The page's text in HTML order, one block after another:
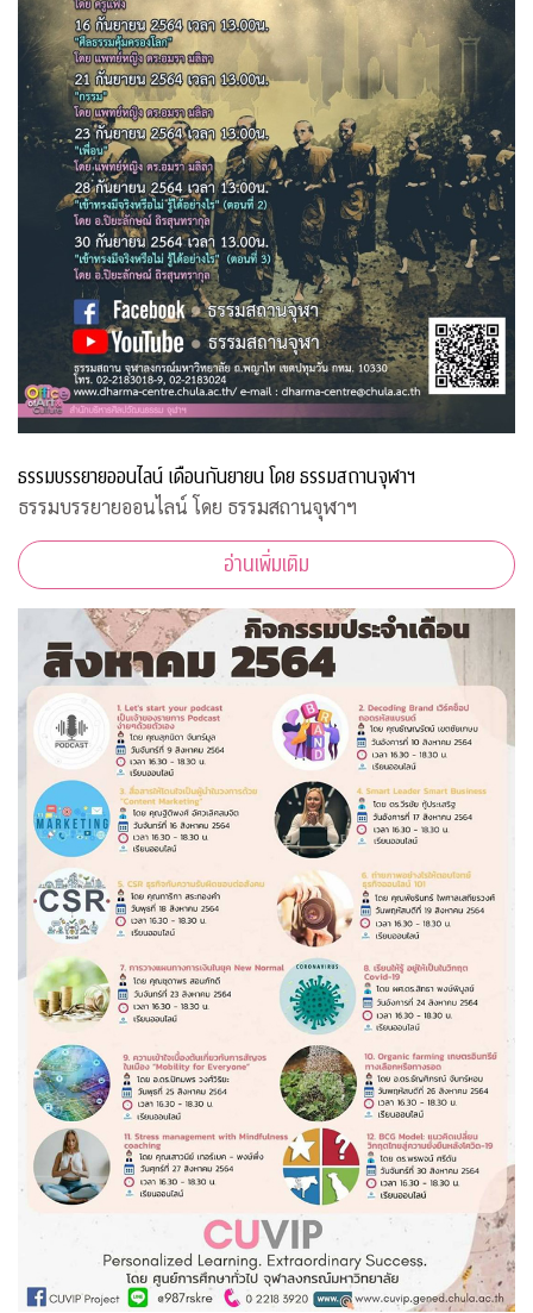
ธรรมบรรยายออนไลน์ เดือนกันยายน โดย ธรรมสถานจุฬาฯ
ธรรมบรรยายออนไลน์ โดย ธรรมสถานจุฬาฯ
อ่านเพิ่มเติม